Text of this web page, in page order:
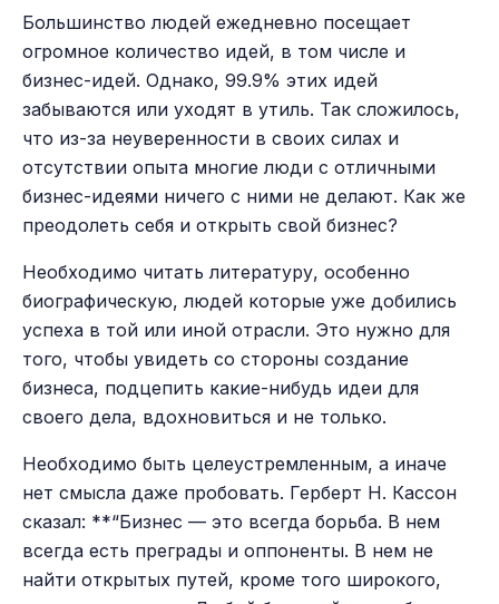
Большинство людей ежедневно посещает
огромное количество идей, в том числе и
бизнес-идей. Однако, 99.9% этих идей
забываются или уходят в утиль. Так сложилось,
что из-за неуверенности в своих силах и
отсутствии опыта многие люди с отличными
бизнес-идеями ничего с ними не делают. Как же
преодолеть себя и открыть свой бизнес?
Необходимо читать литературу, особенно
биографическую, людей которые уже добились
успеха в той или иной отрасли. Это нужно для
того, чтобы увидеть со стороны создание
бизнеса, подцепить какие-нибудь идеи для
своего дела, вдохновиться и не только.
Необходимо быть целеустремленным, а иначе
нет смысла даже пробовать. Герберт Н. Кассон
сказал: **“Бизнес — это всегда борьба. В нем
всегда есть преграды и оппоненты. В нем не
найти открытых путей, кроме того широкого,